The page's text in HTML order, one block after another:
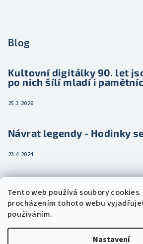
Tento web používá soubory cookies.
procházením tohoto webu
používáním.
Nastavení
Blog
Kultovní digitálky 90. let
po nich šílí mladí i
25.3.2026
Návrat legendy - Hodinky
23.4.2024
jako dárek
15.2.2024